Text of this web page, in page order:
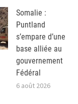
Somalie :
Puntland
s’empare d’une
base alliée au
gouvernement
Fédéral
6 août 2026